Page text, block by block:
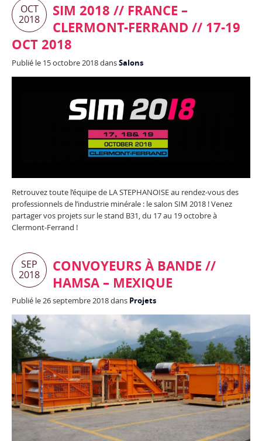
OCT
2018
SIM 2018 // FRANCE –
CLERMONT-FERRAND // 17-19
OCT 2018
Publié le 15 octobre 2018 dansSalons
Retrouvez toute l’équipe de LA STEPHANOISE au rendez-vous des
professionnels de l’industrie minérale : le salon SIM 2018 ! Venez
partager vos projets sur le stand B31, du 17 au 19 octobre à
Clermont-Ferrand !
SEP
2018
CONVOYEURS À BANDE //
HAMSA – MEXIQUE
Publié le 26 septembre 2018 dans Projets